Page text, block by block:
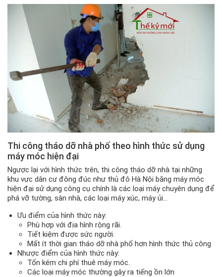
Thi công tháo dỡ nhà phố theo hình thức sử dụng
máy móc hiện đại
Ngược lại với hình thức trên, thi công tháo dỡ nhà tại những
khu vực dân cư đông đúc như thủ đô Hà Nội bằng máy móc
hiện đại sử dụng công cụ chính là các loại máy chuyên dụng để
phá vỡ tường, sàn nhà, các loại máy xúc, máy ủi…
Ưu điểm của hình thức này:
Phù hợp với địa hình rộng rãi.
Tiết kiệm được sức người.
Mất ít thời gian tháo dỡ nhà phố hơn hình thức thủ công
Nhược điểm của hình thức này:
Tốn kém chi phí thuê máy móc.
Các loại máy móc thường gây ra tiếng ồn lớn